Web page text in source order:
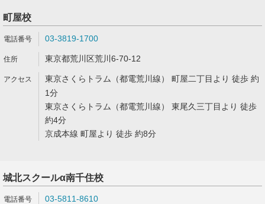
町屋校
03-3819-1700
東京都荒川区荒川6-70-12
東京さくらトラム（都電荒川線） 町屋二丁目より 徒歩 約
1分
東京さくらトラム（都電荒川線） 東尾久三丁目より 徒歩
約4分
京成本線 町屋より 徒歩 約8分
城北スクールα南千住校
03-5811-8610